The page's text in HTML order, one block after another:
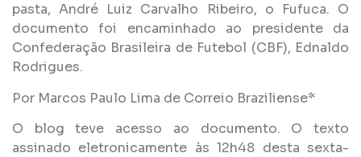
pasta, André Luiz Carvalho Ribeiro, o Fufuca. O
documento foi encaminhado ao presidente da
Confederação Brasileira de Futebol (CBF), Ednaldo
Rodrigues.
Por Marcos Paulo Lima de Correio Braziliense*
O blog teve acesso ao documento. O texto
assinado eletronicamente às 12h48 desta sexta-